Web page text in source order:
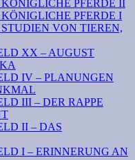
PFERDE II
PFERDE I
VON TIEREN,
XX – AUGUST
IV – PLANUNGEN
III – DER RAPPE
II – DAS
I – ERINNERUNG AN